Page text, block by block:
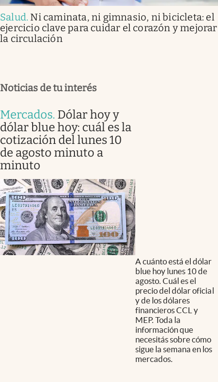
Salud. Ni caminata, ni gimnasio, ni bicicleta: el
ejercicio clave para cuidar el corazón y mejorar
la circulación
Noticias de tu interés
Mercados. Dólar hoy y
dólar blue hoy: cuál es la
cotización del lunes 10
de agosto minuto a
minuto
A cuánto está el dólar
blue hoy lunes 10 de
agosto. Cuál es el
precio del dólar oficial
y de los dólares
financieros CCL y
MEP. Toda la
información que
necesitás sobre cómo
sigue la semana en los
mercados.